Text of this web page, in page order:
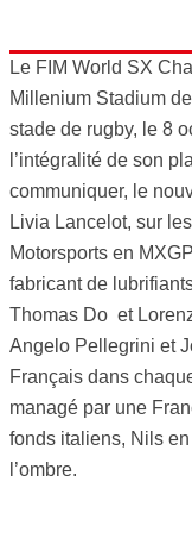
Le FIM World SX
Millenium Stadium
stade de rugby, le 8
l’intégralité de son
communiquer, le
Livia Lancelot, sur
Motorsports en
fabricant de
Thomas Do et
Angelo Pellegrini et
Français dans
managé par une
fonds italiens, Nils
l’ombre.